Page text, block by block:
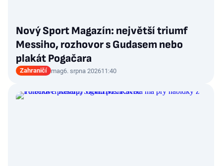
Nový Sport Magazín: největší triumf
Messiho, rozhovor s Gudasem nebo
plakát Pogačara
Zahraničí mag6. srpna 202611:40